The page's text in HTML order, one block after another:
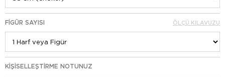
FIGÜR SAYISI ÖLÇÜ KILAVUZU
KIŞISELLEŞTIRME NOTUNUZ